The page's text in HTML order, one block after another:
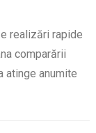
realizări rapide
comparării
atinge anumite